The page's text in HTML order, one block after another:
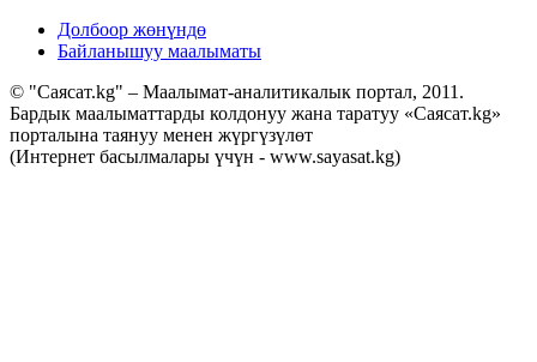
Долбоор жөнүндө
Байланышуу маалыматы
© "Саясат.kg" – Маалымат-аналитикалык портал, 2011.
Бардык маалыматтарды колдонуу жана таратуу «Саясат.kg»
порталына таянуу менен жүргүзүлөт
(Интернет басылмалары үчүн - www.sayasat.kg)